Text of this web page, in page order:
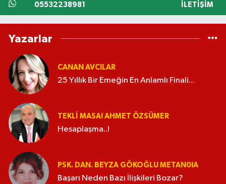
05532238981 İLETIŞIM
Yazarlar
CANAN AVCILAR
25 Yıllık Bir Emeğin En Anlamlı Finali...
TEKLI MASA! AHMET ÖZSÜMER
Hesaplaşma..!
PSK. DAN. BEYZA GÖKOĞLU METAN0IA
Başarı Neden Bazı İlişkileri Bozar?